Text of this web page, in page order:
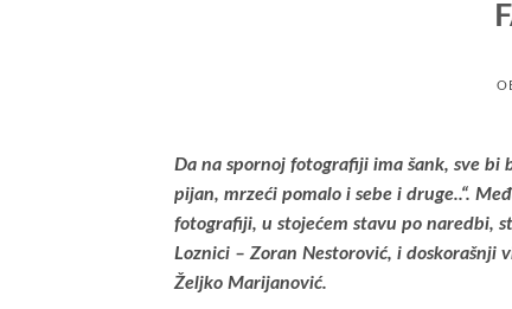
Da na spornoj fotografiji ima šank, sve bi
pijan, mrzeći pomalo i sebe i druge..“.
fotografiji, u stojećem stavu po naredbi,
Loznici – Zoran Nestorović, i doskorašnji
Željko Marijanović.